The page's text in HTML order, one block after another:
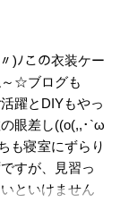
)ﾉこの衣装ケー
～☆ブログも
躍とDIYもやっ
眼差し((o(,,･`ω
も寝室にずらり
すが、見習っ
といけません